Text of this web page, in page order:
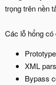
trọng trên nền
Các lỗ hổng có
XML
Bypass